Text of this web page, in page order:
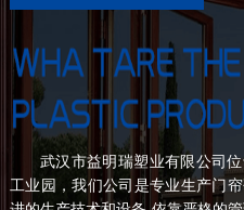
武汉市益明瑞塑业有限公司
工业园，我们公司是专业生产门